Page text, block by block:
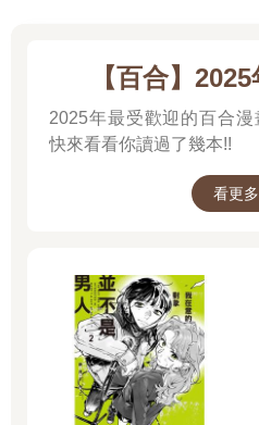
【百合】
2025年最受歡迎的百合
快來看看你讀過了幾本!!
看更多